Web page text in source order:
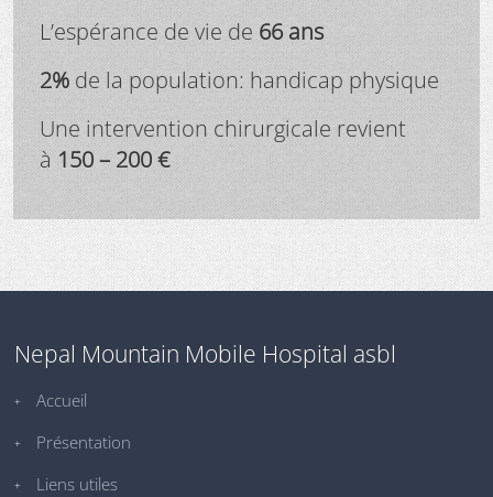
L’espérance de vie de 66 ans
2% de la population: handicap physique
Une intervention chirurgicale revient
à 150 – 200 €
Nepal Mountain Mobile Hospital asbl
Accueil
Présentation
Liens utiles